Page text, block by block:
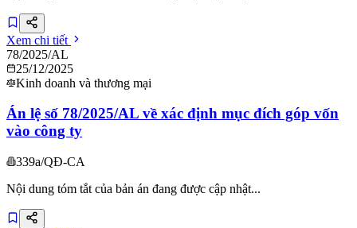
Xem chi tiết
78/2025/AL
25/12/2025
Kinh doanh và thương mại
Án lệ số 78/2025/AL về xác định mục đích góp vốn
vào công ty
339a/QĐ-CA
Nội dung tóm tắt của bản án đang được cập nhật...